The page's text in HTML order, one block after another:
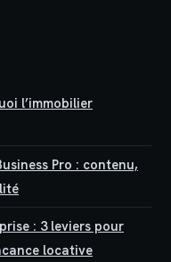
l’immobilier
Pro : contenu,
: 3 leviers pour
locative